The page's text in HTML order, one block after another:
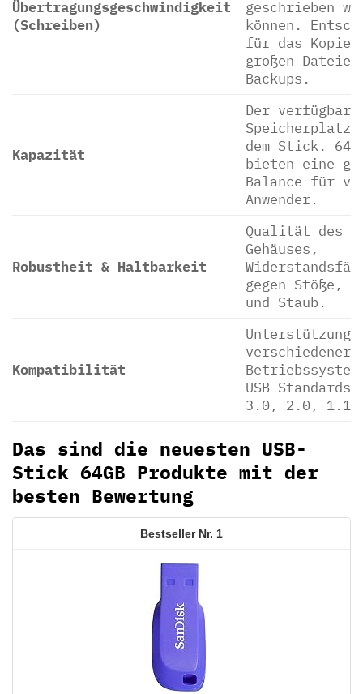
Übertragungsgeschwindigkeit
(Schreiben)
geschrieben
können.
für das
großen Dateien
Backups.
Kapazität
Der verfügbare
Speicherplatz
dem Stick. 64
bieten eine
Balance für
Anwender.
Robustheit & Haltbarkeit
Qualität des
Gehäuses,
gegen Stöße,
und Staub.
Kompatibilität
Unterstützung
verschiedener
USB-Standards
3.0, 2.0,
Das sind die neuesten USB-
Stick 64GB Produkte mit der
besten Bewertung
1